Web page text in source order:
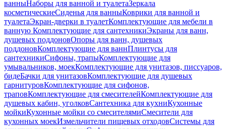
ванныНаборы для ванной и туалетаЗеркала
косметическиеСиденья для ванныКоврики для ванной и
туалетаЭкран-дверки в туалетКомплектующие для мебели в
ванную Комплектующие для сантехникиЭкраны для ванн,
душевых поддоновОпоры для ванн, душевых
поддоновКомплектующие для ваннПлинтусы для
сантехникиСифоны, трапыКомплектующие для
умывальников, моекКомплектующие для унитазов, писсуаров,
бидеБачки для унитазовКомплектующие для душевых
гарнитуровКомплектующие для сифонов,
траповКомплектующие для смесителейКомплектующие для
душевых кабин, уголковСантехника для кухниКухонные
мойкиКухонные мойки со смесителямиСмесители для
кухонных моекИзмельчители пищевых отходовСистемы для